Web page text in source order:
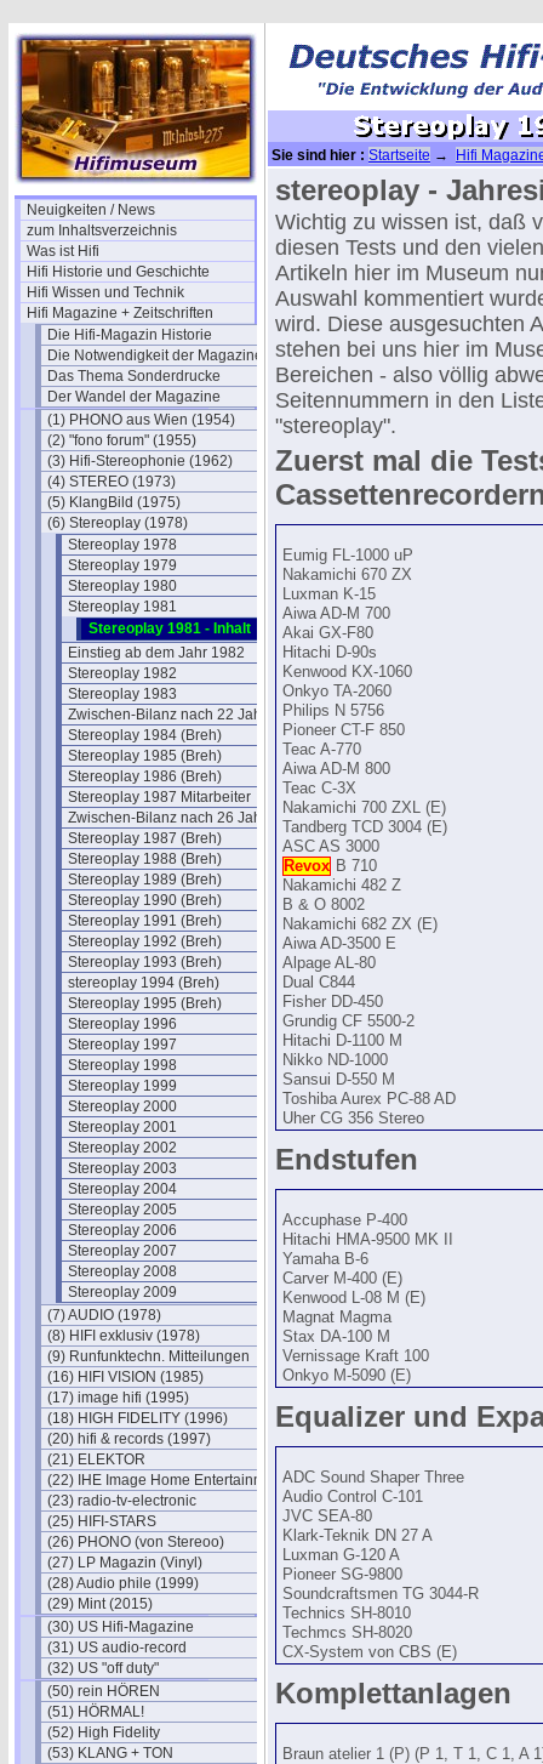
Neuigkeiten / News
zum Inhaltsverzeichnis
Was ist Hifi
Hifi Historie und Geschichte
Hifi Wissen und Technik
Hifi Magazine + Zeitschriften
Die Hifi-Magazin Historie
Die Notwendigkeit der Magazine
Das Thema Sonderdrucke
Der Wandel der Magazine
(1) PHONO aus Wien (1954)
(2) "fono forum" (1955)
(3) Hifi-Stereophonie (1962)
(4) STEREO (1973)
(5) KlangBild (1975)
(6) Stereoplay (1978)
Stereoplay 1978
Stereoplay 1979
Stereoplay 1980
Stereoplay 1981
Stereoplay 1981 - Inhalt
Einstieg ab dem Jahr 1982
Stereoplay 1982
Stereoplay 1983
Zwischen-Bilanz nach 22 Jahren
Stereoplay 1984 (Breh)
Stereoplay 1985 (Breh)
Stereoplay 1986 (Breh)
Stereoplay 1987 Mitarbeiter
Zwischen-Bilanz nach 26 Jahren
Stereoplay 1987 (Breh)
Stereoplay 1988 (Breh)
Stereoplay 1989 (Breh)
Stereoplay 1990 (Breh)
Stereoplay 1991 (Breh)
Stereoplay 1992 (Breh)
Stereoplay 1993 (Breh)
stereoplay 1994 (Breh)
Stereoplay 1995 (Breh)
Stereoplay 1996
Stereoplay 1997
Stereoplay 1998
Stereoplay 1999
Stereoplay 2000
Stereoplay 2001
Stereoplay 2002
Stereoplay 2003
Stereoplay 2004
Stereoplay 2005
Stereoplay 2006
Stereoplay 2007
Stereoplay 2008
Stereoplay 2009
(7) AUDIO (1978)
(8) HIFI exklusiv (1978)
(9) Runfunktechn. Mitteilungen
(16) HIFI VISION (1985)
(17) image hifi (1995)
(18) HIGH FIDELITY (1996)
(20) hifi & records (1997)
(21) ELEKTOR
(22) IHE Image Home Entertainment
(23) radio-tv-electronic
(25) HIFI-STARS
(26) PHONO (von Stereoo)
(27) LP Magazin (Vinyl)
(28) Audio phile (1999)
(29) Mint (2015)
(30) US Hifi-Magazine
(31) US audio-record
(32) US "off duty"
(50) rein HÖREN
(51) HÖRMAL!
(52) High Fidelity
(53) KLANG + TON
Sie sind hier : Startseite →
Hifi
stereoplay -
Wichtig zu wissen ist, daß
diesen Tests und den
Artikeln hier im Museum
Auswahl kommentiert
wird. Diese ausgesuchten
stehen bei uns hier im
Bereichen - also völlig
Seitennummern in den
"stereoplay".
Zuerst mal die
Eumig FL-1000 uP
Nakamichi 670 ZX
Luxman K-15
Aiwa AD-M 700
Akai GX-F80
Hitachi D-90s
Kenwood KX-1060
Onkyo TA-2060
Philips N 5756
Pioneer CT-F 850
Teac A-770
Aiwa AD-M 800
Teac C-3X
Nakamichi 700 ZXL (E)
Tandberg TCD 3004 (E)
ASC AS 3000
Revox B 710
Nakamichi 482 Z
B & O 8002
Nakamichi 682 ZX (E)
Aiwa AD-3500 E
Alpage AL-80
Dual C844
Fisher DD-450
Grundig CF 5500-2
Hitachi D-1100 M
Nikko ND-1000
Sansui D-550 M
Toshiba Aurex PC-88 AD
Uher CG 356 Stereo
Endstufen
Accuphase P-400
Hitachi HMA-9500 MK II
Yamaha B-6
Carver M-400 (E)
Kenwood L-08 M (E)
Magnat Magma
Stax DA-100 M
Vernissage Kraft 100
Onkyo M-5090 (E)
Equalizer und
ADC Sound Shaper Three
Audio Control C-101
JVC SEA-80
Klark-Teknik DN 27 A
Luxman G-120 A
Pioneer SG-9800
Soundcraftsmen TG 3044-R
Technics SH-8010
Techmcs SH-8020
CX-System von CBS (E)
Komplettanlagen
Braun atelier 1 (P) (P 1, T 1, C 1, A